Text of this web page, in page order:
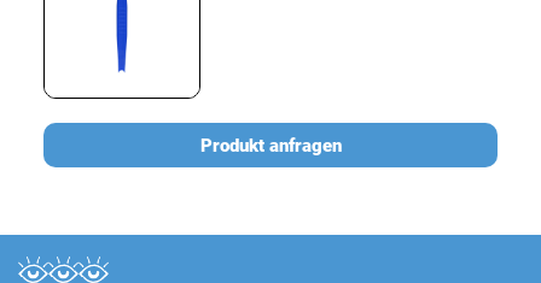
Produkt anfragen